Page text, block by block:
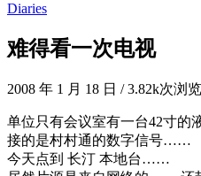
Diaries
难得看一次电视
2008 年 1 月 18 日 /3.82k次浏览
单位只有会议室有一台42寸的
接的是村村通的数字信号……
今天点到 长汀 本地台……